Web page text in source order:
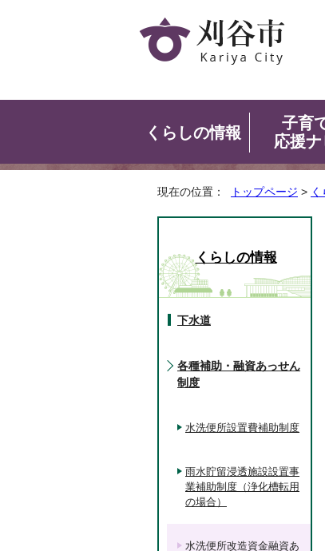
くらしの情報
子育
応援ナ
現在の位置： トップページ >
くらしの情報
下水道
各種補助・融資あっせん
制度
水洗便所設置費補助制度
雨水貯留浸透施設設置事
業補助制度（浄化槽転用
の場合）
水洗便所改造資金融資あ